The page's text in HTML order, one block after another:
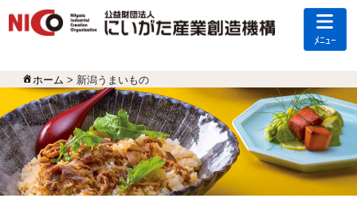
ﾒﾆｭｰ
ホーム > 新潟うまいもの